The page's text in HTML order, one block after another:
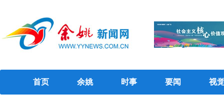
首页 余姚 时事 要闻 视